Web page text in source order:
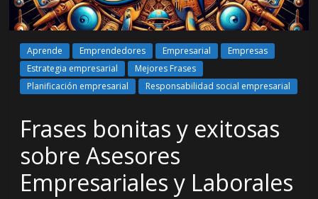
Aprende Emprendedores Empresarial
Empresas
Estrategia empresarial
Mejores Frases
Planificación empresarial
Responsabilidad social empresarial
Frases bonitas y exitosas
sobre Asesores
Empresariales y Laborales